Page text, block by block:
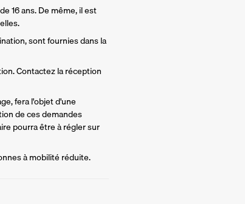
16 ans. De même, il est
sont fournies dans la
Contactez la réception
fera l'objet d'une
de ces demandes
pourra être à régler sur
à mobilité réduite.